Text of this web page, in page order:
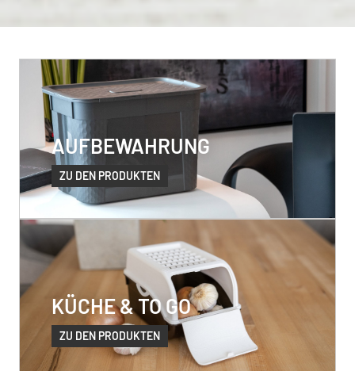
AUFBEWAHRUNG
ZU DEN PRODUKTEN
KÜCHE & TO GO
ZU DEN PRODUKTEN